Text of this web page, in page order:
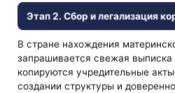
Этап 2. Сбор и легализация
В стране нахождения
запрашивается свежая выписка
копируются учредительные
создании структуры и